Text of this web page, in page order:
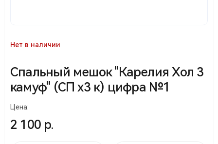
Нет в наличии
Спальный мешок "Карелия Хол 3
камуф" (СП х3 к) цифра №1
Цена:
2 100 р.